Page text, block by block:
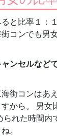
と比率１：
コンでも男
ンセルなど
街コンはあ
から。 男女
られた時間内
。